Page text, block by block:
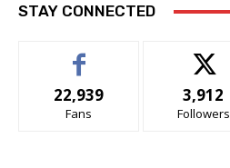
STAY CONNECTED
22,939
Fans
3,912
Followers